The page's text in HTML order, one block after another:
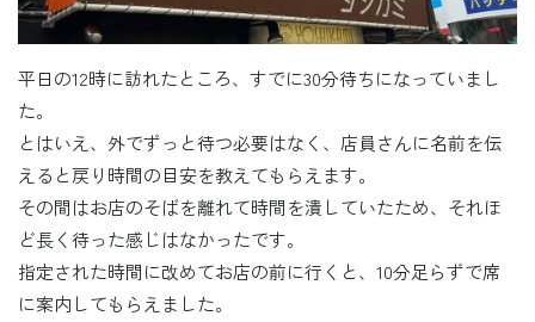
平日の12時に訪れたところ、すでに30分待ちになっていまし
た。
とはいえ、外でずっと待つ必要はなく、店員さんに名前を伝
えると戻り時間の目安を教えてもらえます。
その間はお店のそばを離れて時間を潰していたため、それほ
ど長く待った感じはなかったです。
指定された時間に改めてお店の前に行くと、10分足らずで席
に案内してもらえました。